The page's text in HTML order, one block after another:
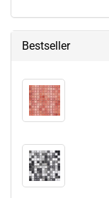
Bestseller